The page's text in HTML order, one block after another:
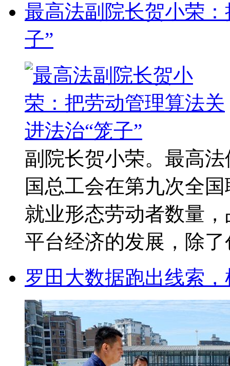
最高法副院长贺小荣
子”
副院长贺小荣。最高
国总工会在第九次全
就业形态劳动者数量
平台经济的发展，除
罗田大数据跑出线索